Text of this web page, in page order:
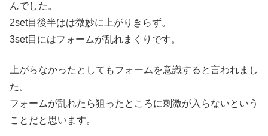
んでした。
2set目後半はは微妙に上がりきらず。
3set目にはフォームが乱れまくりです。
上がらなかったとしてもフォームを意識すると言われまし
た。
フォームが乱れたら狙ったところに刺激が入らないという
ことだと思います。